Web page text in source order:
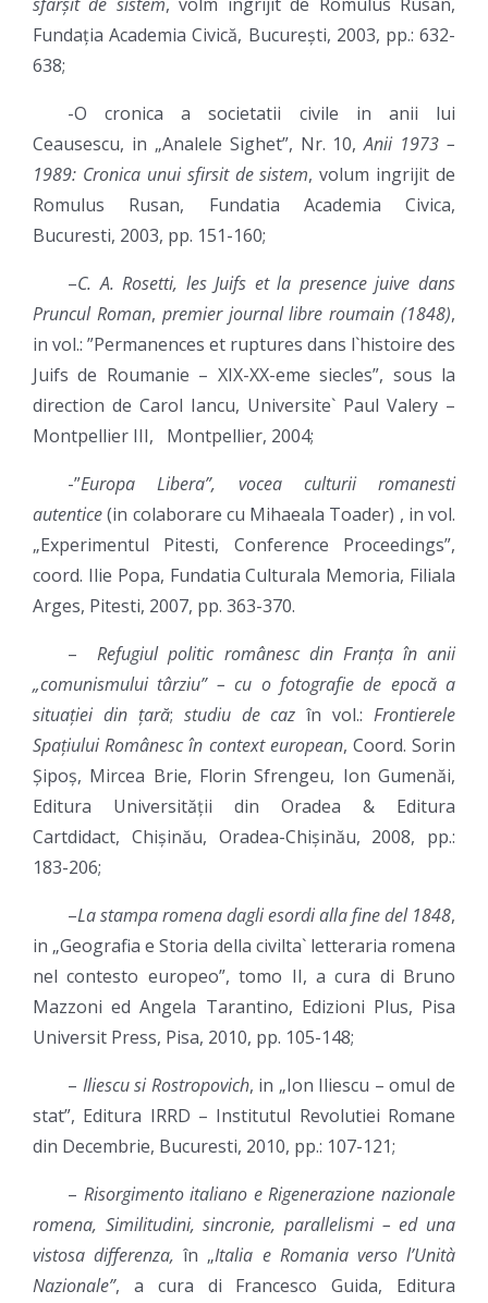
Fundația Academia Civică, București, 2003, pp.: 632-
638;
-O cronica a societatii civile in anii lui
Ceausescu, in „Analele Sighet”, Nr. 10,Anii 1973 –
1989: Cronica unui sfirsit de sistem, volum ingrijit de
Romulus Rusan, Fundatia Academia Civica,
Bucuresti, 2003, pp. 151-160;
–C. A. Rosetti, les Juifs et la presence juive dans
Pruncul Roman, premier journal libre roumain (1848),
in vol.: ”Permanences et ruptures dans l`histoire des
Juifs de Roumanie – XIX-XX-eme siecles”, sous la
direction de Carol Iancu, Universite` Paul Valery –
Montpellier III, Montpellier, 2004;
-”Europa Libera”, vocea culturii romanesti
autentice(in colaborare cu Mihaeala Toader) , in vol.
„Experimentul Pitesti, Conference Proceedings”,
coord. Ilie Popa, Fundatia Culturala Memoria, Filiala
Arges, Pitesti, 2007, pp. 363-370.
–Refugiul politic românesc din Franța în anii
„comunismului târziu” – cu o fotografie de epocă a
situației din țară; studiu de caz în vol.: Frontierele
Spațiului Românesc în context european, Coord. Sorin
Șipoș, Mircea Brie, Florin Sfrengeu, Ion Gumenăi,
Editura Universității din Oradea & Editura
Cartdidact, Chișinău, Oradea-Chișinău, 2008, pp.:
183-206;
–La stampa romena dagli esordi alla fine del 1848,
in „Geografia e Storia della civilta` letteraria romena
nel contesto europeo”, tomo II, a cura di Bruno
Mazzoni ed Angela Tarantino, Edizioni Plus, Pisa
Universit Press, Pisa, 2010, pp. 105-148;
– Iliescu si Rostropovich, in „Ion Iliescu – omul de
stat”, Editura IRRD – Institutul Revolutiei Romane
din Decembrie, Bucuresti, 2010, pp.: 107-121;
– Risorgimento italiano e Rigenerazione nazionale
romena, Similitudini, sincronie, parallelismi – ed una
vistosa differenza, în „Italia e Romania verso l’Unità
Nazionale”, a cura di Francesco Guida, Editura